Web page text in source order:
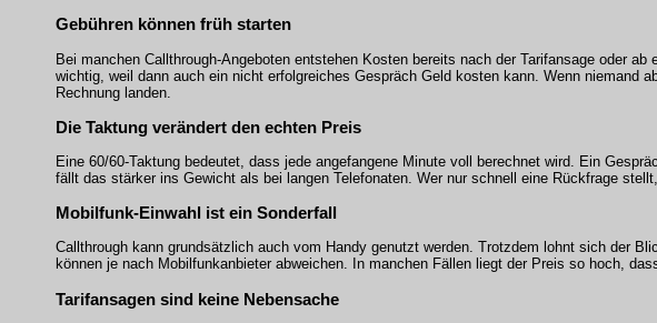
Gebühren können früh starten
Bei manchen Callthrough-Angeboten entstehen Kosten bereits nach der Tarifansage oder
wichtig, weil dann auch ein nicht erfolgreiches Gespräch Geld kosten kann. Wenn niemand
Rechnung landen.
Die Taktung verändert den echten Preis
Eine 60/60-Taktung bedeutet, dass jede angefangene Minute voll berechnet wird. Ein
fällt das stärker ins Gewicht als bei langen Telefonaten. Wer nur schnell eine Rückfrage
Mobilfunk-Einwahl ist ein Sonderfall
Callthrough kann grundsätzlich auch vom Handy genutzt werden. Trotzdem lohnt sich der
können je nach Mobilfunkanbieter abweichen. In manchen Fällen liegt der Preis so hoch,
Tarifansagen sind keine Nebensache